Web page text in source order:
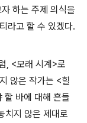
하는 주제 의식을
라고 할 수 있겠다.
, <모래 시계>로
않은 작가는 <힐
할 바에 대해 흔들
치지 않은 제대로